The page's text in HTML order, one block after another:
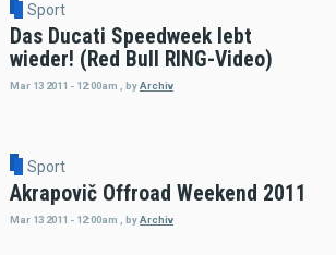
Sport
Das Ducati Speedweek lebt
wieder! (Red Bull RING-Video)
Mar 13 2011 - 12:00am byArchiv
Sport
Akrapovič Offroad Weekend 2011
Mar 13 2011 - 12:00am byArchiv